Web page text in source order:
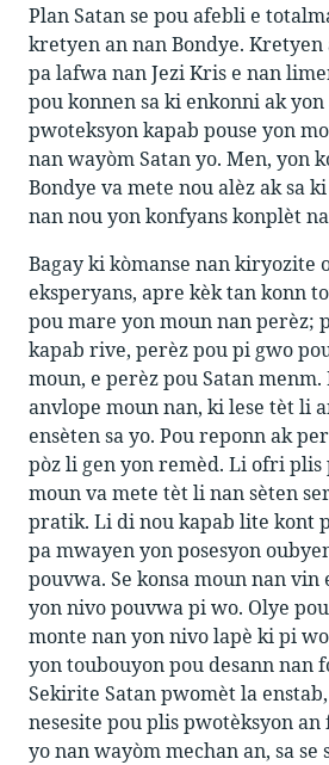
Plan Satan se pou afebli e
kretyen an nan Bondye.
pa lafwa nan Jezi Kris e nan
pou konnen sa ki enkonni ak
pwoteksyon kapab pouse yon
nan wayòm Satan yo. Men, yon
Bondye va mete nou alèz ak sa
nan nou yon konfyans konplèt
Bagay ki kòmanse nan kiryozite
eksperyans, apre kèk tan konn
pou mare yon moun nan perèz;
kapab rive, perèz pou pi gwo
moun, e perèz pou Satan menm.
anvlope moun nan, ki lese tèt li
ensèten sa yo. Pou reponn ak
pòz li gen yon remèd. Li ofri plis
moun va mete tèt li nan sèten
pratik. Li di nou kapab lite kont
pa mwayen yon posesyon
pouvwa. Se konsa moun nan vin
yon nivo pouvwa pi wo. Olye
monte nan yon nivo lapè ki pi
yon toubouyon pou desann nan
Sekirite Satan pwomèt la
nesesite pou plis pwotèksyon an
yo nan wayòm mechan an, sa se